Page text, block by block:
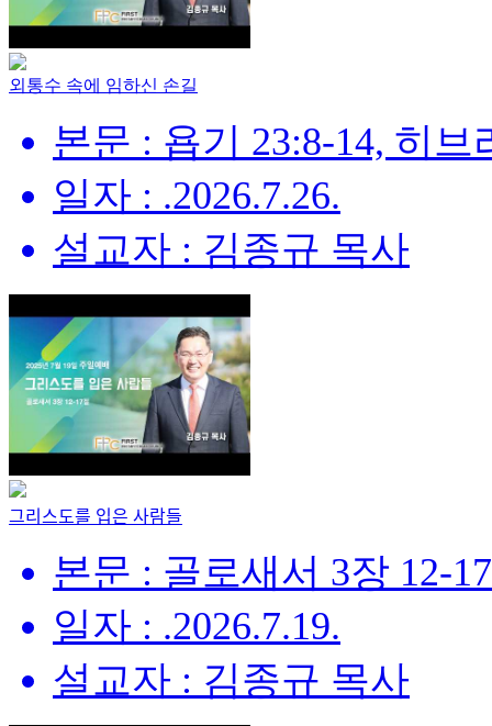
외통수 속에 임하신 손길
본문 : 욥기 23:8-14, 히브
일자 : .2026.7.26.
설교자 : 김종규 목사
그리스도를 입은 사람들
본문 : 골로새서 3장 12-
일자 : .2026.7.19.
설교자 : 김종규 목사